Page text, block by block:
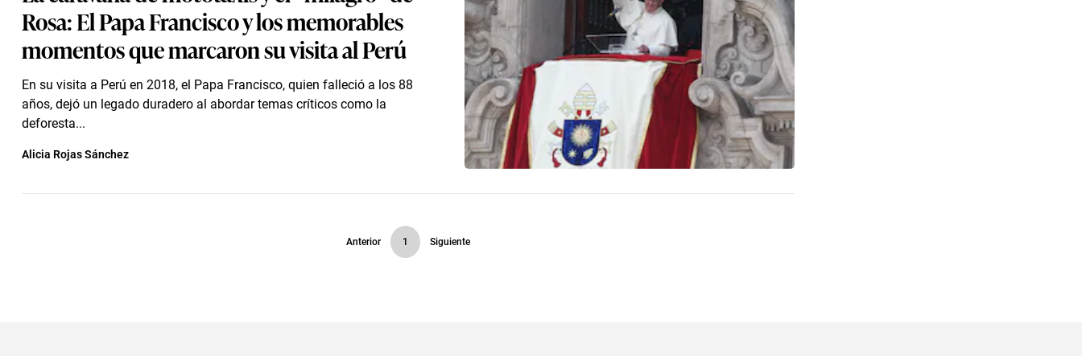
Rosa: El Papa Francisco y los memorables
momentos que marcaron su visita al Perú
En su visita a Perú en 2018, el Papa Francisco, quien falleció a los 88
años, dejó un legado duradero al abordar temas críticos como la
deforesta...
Alicia Rojas Sánchez
Anterior 1 Siguiente